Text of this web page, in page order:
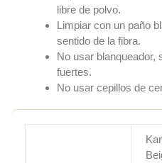
libre de polvo.
Limpiar con un paño
sentido de la fibra.
No usar blanqueador,
fuertes.
No usar cepillos de